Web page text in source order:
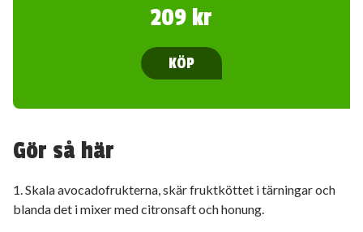
209 kr
KÖP
Gör så här
1. Skala avocadofrukterna, skär fruktköttet i tärningar och
blanda det i mixer med citronsaft och honung.